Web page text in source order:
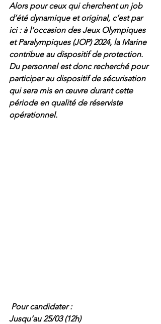
Alors pour ceux qui cherchent un job
d’été dynamique et original, c’est par
ici : à l’occasion des Jeux Olympiques
et Paralympiques (JOP) 2024, la Marine
contribue au dispositif de protection.
Du personnel est donc recherché pour
participer au dispositif de sécurisation
qui sera mis en œuvre durant cette
période en qualité de réserviste
opérationnel.
Pour candidater :
Jusqu’au 25/03 (12h)